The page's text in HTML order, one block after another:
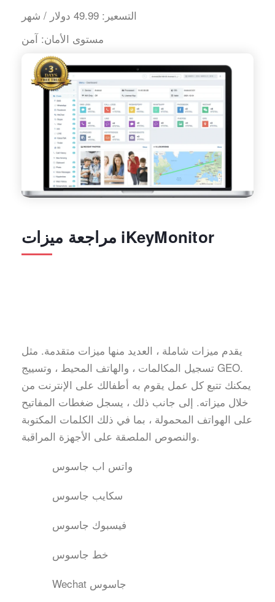
التسعير:
مستوى الأمان: آمن
مراجعة ميزات iKeyMonitor
يقدم ميزات شاملة ، العديد منها ميزات متقدمة. مثل
تسجيل المكالمات ، والهاتف المحيط ، وتسييج GEO.
يمكنك تتبع كل عمل يقوم به أطفالك على الإنترنت من
خلال ميزاته. إلى جانب ذلك ، يسجل ضغطات المفاتيح
على الهواتف المحمولة ، بما في ذلك الكلمات المكتوبة
والنصوص الملصقة على الأجهزة المراقبة.
واتس اب جاسوس
سكايب جاسوس
فيسبوك جاسوس
خط جاسوس
Wechat جاسوس